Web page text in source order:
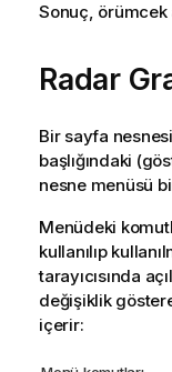
Sonuç, örümcek
Radar
Bir sayfa
başlığındaki
nesne menüsü
Menüdeki
kullanılıp
tarayıcısında
değişiklik
içerir: